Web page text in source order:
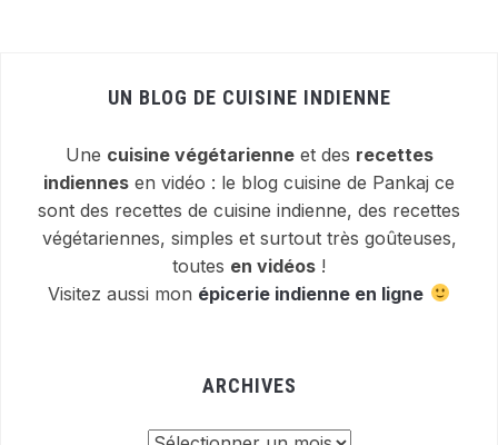
UN BLOG DE CUISINE INDIENNE
Une cuisine végétarienneet des recettes
indiennes en vidéo : le blog cuisine de Pankaj ce
sont des recettes de cuisine indienne, des recettes
végétariennes, simples et surtout très goûteuses,
toutes en vidéos !
Visitez aussi mon épicerie indienne en ligne
ARCHIVES